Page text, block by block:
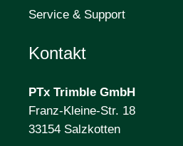
Service & Support
Kontakt
PTx Trimble GmbH
Franz-Kleine-Str. 18
33154 Salzkotten